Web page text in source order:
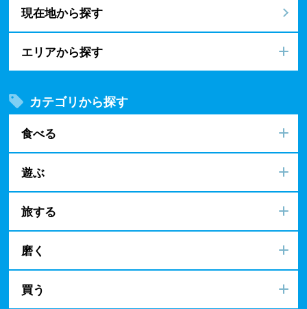
現在地から探す
エリアから探す
カテゴリから探す
食べる
遊ぶ
旅する
磨く
買う